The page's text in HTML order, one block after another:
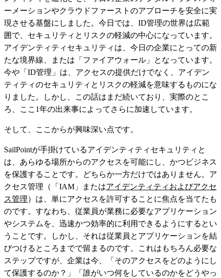
ーメーションやクラウドファーストのアプローチを安全に実
現させる基盤にしました。今日では、ID管理の世界は広範
囲で、セキュリティとリスクの軽減の中心になっています。
アイデンティティセキュリティは、今日の企業にとっての新
たな境界線、または「ファイアウォール」となっています。
今や「ID管理」は、アクセスの提供だけでなく、アイデン
ティティのセキュリティとリスクの軽減を意味するものにな
りました。しかし、この話はまだ続いており、実際のとこ
ろ、ここ1年の出来事によってさらに加速しています。
そして、ここからが興味深い点です。
SailPointが手掛けているアイデンティティセキュリティと
は、あらゆる場所からのアクセスを可能にし、かつビジネス
を保護することです。どちらか一方だけではありません。ア
クセス管理（「IAM」またはアイデンティティおよびアクセ
ス管理）は、単にアクセスを許可することに焦点を当てたも
のです。すなわち、従業員が業務に必要なアプリケーション
やシステムを、迅速かつ効率的に利用できるようにするとい
うことです。しかし、それは従業員とアプリケーションを結
びつけるところまでで留まるのです。これはもちろん必要な
ステップですが、企業は今、「そのアクセスをどのようにし
て保護するのか？」「誰がいつ何をしているのかをどうやっ